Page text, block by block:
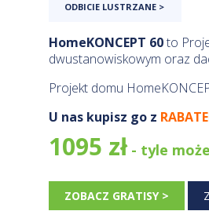
customer
rating
ODBICIE LUSTRZANE >
HomeKONCEPT 60to
dwustanowiskowym oraz
Projekt domu
U nas kupisz go z
1095 zł- tyle
ZOBACZ GRATISY >